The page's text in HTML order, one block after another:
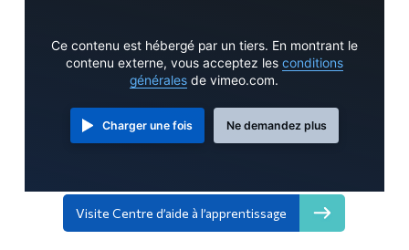
Ce contenu est hébergé par un tiers. En montrant le
contenu externe, vous acceptez les conditions
générales de vimeo.com.
Charger une fois Ne demandez plus
Visite Centre d’aide à l’apprentissage